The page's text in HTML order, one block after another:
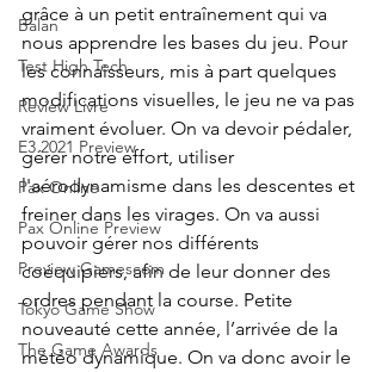
Balan
Test High Tech
Review Livre
E3 2021 Preview
Pax Online
Pax Online Preview
Preview Gamescom
Tokyo Game Show
The Game Awards
grâce à un petit entraînement qui va
nous apprendre les bases du jeu. Pour
les connaisseurs, mis à part quelques
modifications visuelles, le jeu ne va pas
vraiment évoluer. On va devoir pédaler,
gérer notre effort, utiliser
l'aérodynamisme dans les descentes et
freiner dans les virages. On va aussi
pouvoir gérer nos différents
coéquipiers, afin de leur donner des
ordres pendant la course. Petite
nouveauté cette année, l’arrivée de la
météo dynamique. On va donc avoir le